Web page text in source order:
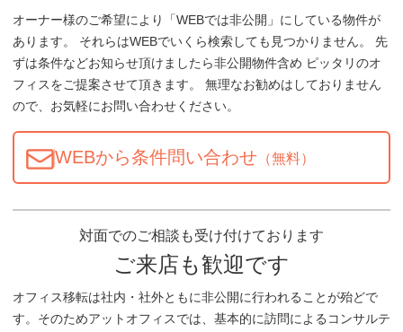
オーナー様のご希望により「WEBでは非公開」にしている物件が
あります。 それらはWEBでいくら検索しても見つかりません。 先
ずは条件などお知らせ頂けましたら非公開物件含め ピッタリのオ
フィスをご提案させて頂きます。 無理なお勧めはしておりません
ので、お気軽にお問い合わせください。
WEBから条件問い合わせ （無料）
対面でのご相談も受け付けております
ご来店も歓迎です
オフィス移転は社内・社外ともに非公開に行われることが殆どで
す。そのためアットオフィスでは、基本的に訪問によるコンサルテ